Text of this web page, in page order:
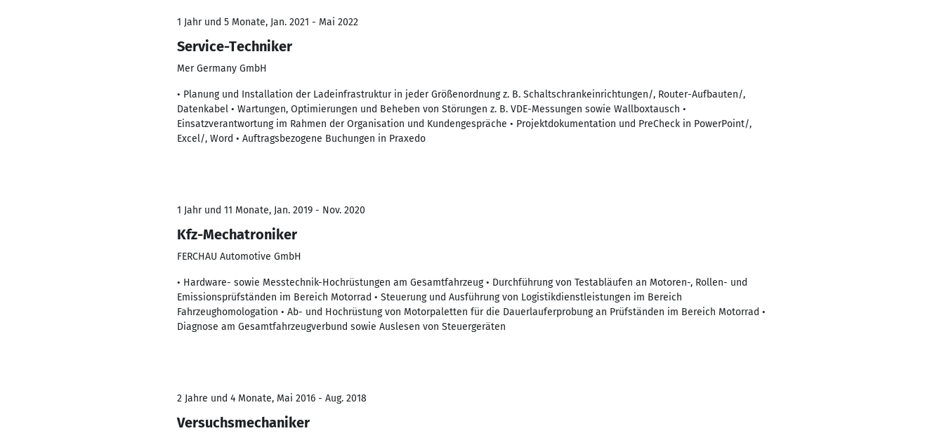
1 Jahr und 5 Monate, Jan. 2021 - Mai 2022
Service-Techniker
Mer Germany GmbH
• Planung und Installation der Ladeinfrastruktur in jeder Größenordnung z. B. Schaltschrankeinrichtungen/, Router-Aufbauten/,
Datenkabel • Wartungen, Optimierungen und Beheben von Störungen z. B. VDE-Messungen sowie Wallboxtausch •
Einsatzverantwortung im Rahmen der Organisation und Kundengespräche • Projektdokumentation und PreCheck in PowerPoint/,
Excel/, Word • Auftragsbezogene Buchungen in Praxedo
1 Jahr und 11 Monate, Jan. 2019 - Nov. 2020
Kfz-Mechatroniker
FERCHAU Automotive GmbH
• Hardware- sowie Messtechnik-Hochrüstungen am Gesamtfahrzeug • Durchführung von Testabläufen an Motoren-, Rollen- und
Emissionsprüfständen im Bereich Motorrad • Steuerung und Ausführung von Logistikdienstleistungen im Bereich
Fahrzeughomologation • Ab- und Hochrüstung von Motorpaletten für die Dauerlauferprobung an Prüfständen im Bereich Motorrad •
Diagnose am Gesamtfahrzeugverbund sowie Auslesen von Steuergeräten
2 Jahre und 4 Monate, Mai 2016 - Aug. 2018
Versuchsmechaniker